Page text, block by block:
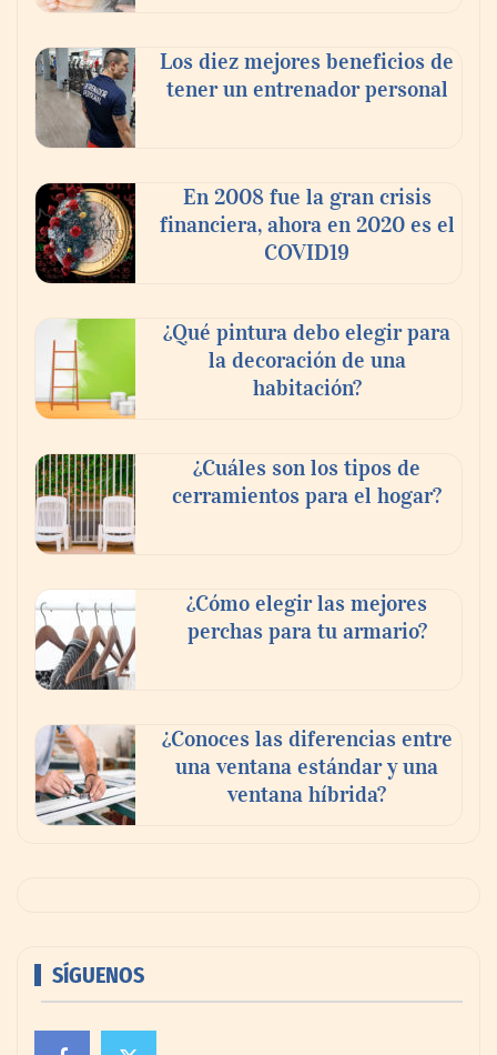
Los diez mejores beneficios de
tener un entrenador personal
En 2008 fue la gran crisis
financiera, ahora en 2020 es el
COVID19
¿Qué pintura debo elegir para
la decoración de una
habitación?
¿Cuáles son los tipos de
cerramientos para el hogar?
¿Cómo elegir las mejores
perchas para tu armario?
¿Conoces las diferencias entre
una ventana estándar y una
ventana híbrida?
SÍGUENOS